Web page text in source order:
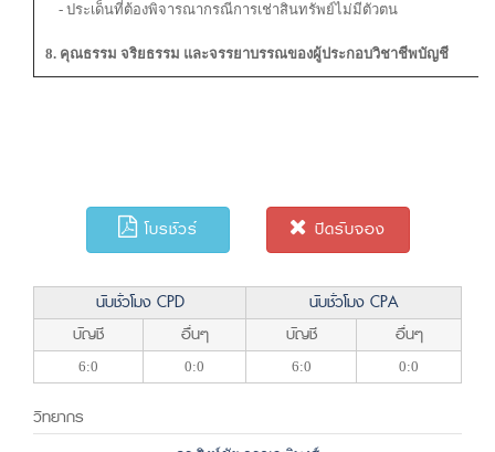
- ประเด็นที่ต้องพิจารณากรณีการเช่าสินทรัพย์ไม่มีตัวตน
8. คุณธรรม จริยธรรม และจรรยาบรรณของผู้ประกอบวิชาชีพบัญชี
โบรชัวร์ ปิดรับจอง
นับชั่วโมง CPD
นับชั่วโมง CPA
บัญชี
อื่นๆ บัญชี อื่นๆ
6:0 0:0 6:0 0:0
วิทยากร